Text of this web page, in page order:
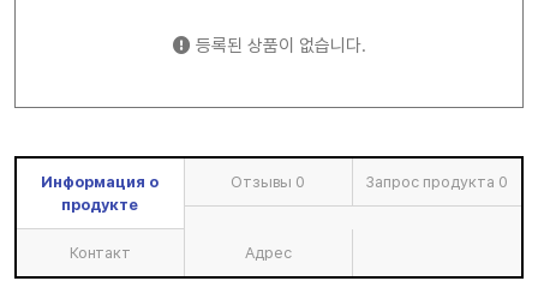
등록된 상품이 없습니다.
Информация о
продукте
Отзывы 0 Запрос продукта 0
Контакт Адрес